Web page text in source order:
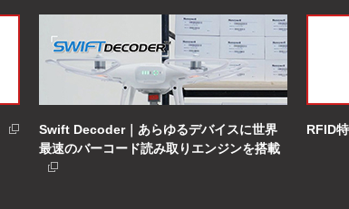
Swift Decoder｜あらゆるデバイスに世界
最速のバーコード読み取りエンジンを搭載
RFID